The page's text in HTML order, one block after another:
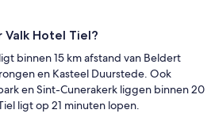
Valk Hotel Tiel?
binnen 15 km afstand van Beldert
en Kasteel Duurstede. Ook
en Sint-Cunerakerk liggen binnen 20
ligt op 21 minuten lopen.